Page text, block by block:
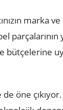
marka
bütçelerine
öne